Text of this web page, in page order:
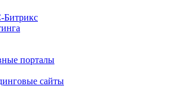
Битрикс
порталы
сайты